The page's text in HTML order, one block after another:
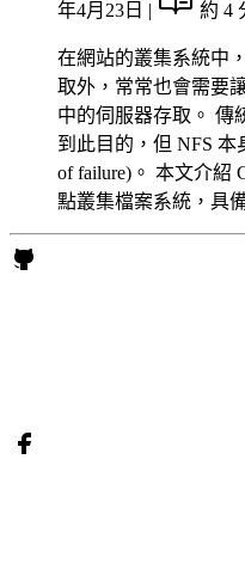
年4月23日 | 約 4
在網站的叢集系統中
取外，常常也會需要
中的伺服器存取。 傳
到此目的，但 NFS 本
of failure)。 本文介紹
點叢集檔案系統，具